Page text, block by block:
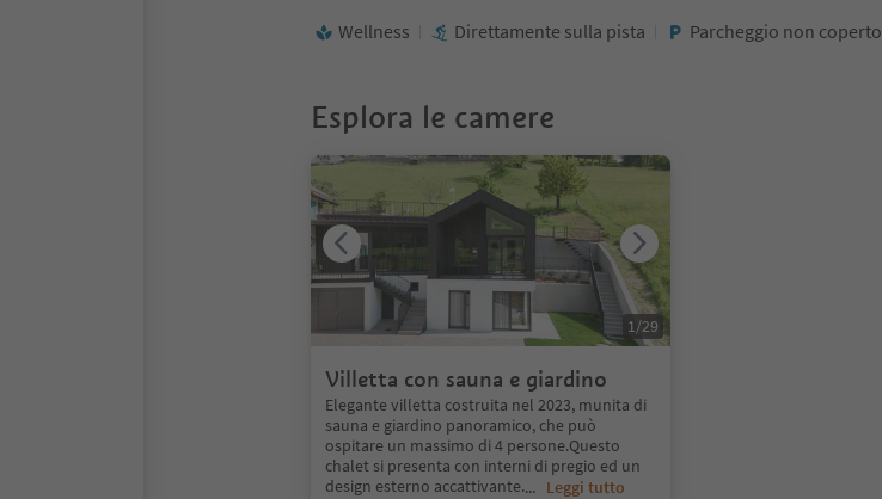
Wellness Direttamente sulla pista Parcheggio non coperto
Esplora le camere
Villetta con sauna e giardino
Elegante villetta costruita nel 2023, munita di
sauna e giardino panoramico, che può
ospitare un massimo di 4 persone.Questo
chalet si presenta con interni di pregio ed un
design esterno accattivante.... Leggi tutto
1/29